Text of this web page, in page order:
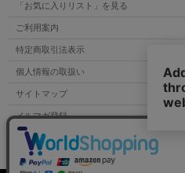
「お気に入りリスト」を見る
ご利用案内
特定商取引法表示
個人情報の取扱い
サイトマップ
メルマガ登録
お問い合わせ